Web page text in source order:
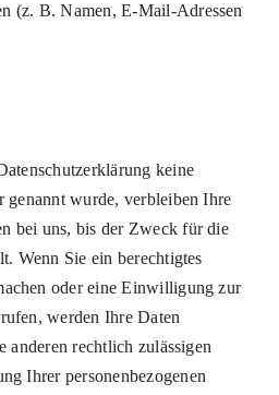
(z. B. Namen, E-Mail-Adressen
keine
genannt wurde, verbleiben Ihre
bei uns, bis der Zweck für die
Wenn Sie ein berechtigtes
oder eine Einwilligung zur
werden Ihre Daten
anderen rechtlich zulässigen
Ihrer personenbezogenen